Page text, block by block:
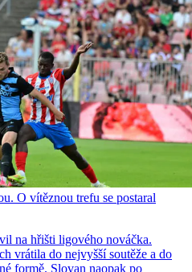
O vítěznou trefu se postaral
na hřišti ligového nováčka.
vrátila do nejvyšší soutěže a do
formě. Slovan naopak po